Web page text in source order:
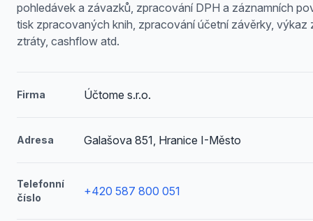
pohledávek a závazků, zpracování DPH a záznamních
tisk zpracovaných knih, zpracování účetní závěrky, výkaz
ztráty, cashflow atd.
Firma Účtome s.r.o.
Adresa Galašova 851, Hranice I-Město
Telefonní
číslo
+420 587 800 051